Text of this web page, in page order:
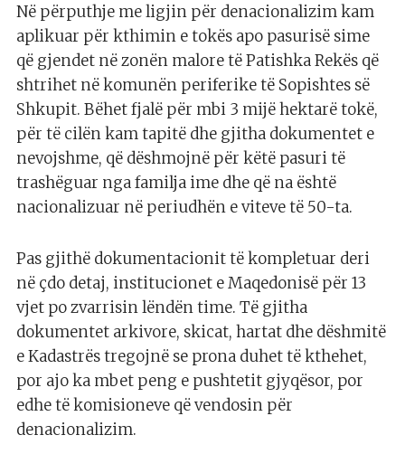
Në përputhje me ligjin për denacionalizim kam
aplikuar për kthimin e tokës apo pasurisë sime
që gjendet në zonën malore të Patishka Rekës që
shtrihet në komunën periferike të Sopishtes së
Shkupit. Bëhet fjalë për mbi 3 mijë hektarë tokë,
për të cilën kam tapitë dhe gjitha dokumentet e
nevojshme, që dëshmojnë për këtë pasuri të
trashëguar nga familja ime dhe që na është
nacionalizuar në periudhën e viteve të 50-ta.
Pas gjithë dokumentacionit të kompletuar deri
në çdo detaj, institucionet e Maqedonisë për 13
vjet po zvarrisin lëndën time. Të gjitha
dokumentet arkivore, skicat, hartat dhe dëshmitë
e Kadastrës tregojnë se prona duhet të kthehet,
por ajo ka mbet peng e pushtetit gjyqësor, por
edhe të komisioneve që vendosin për
denacionalizim.